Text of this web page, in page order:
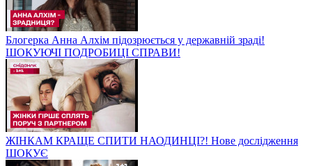
Блогерка Анна Алхім підозрюється у державній зраді!
ШОКУЮЧІ ПОДРОБИЦІ СПРАВИ!
ЖІНКАМ КРАЩЕ СПИТИ НАОДИНЦІ?! Нове дослідження
ШОКУЄ